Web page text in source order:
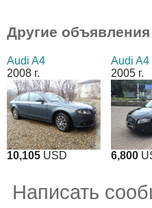
Другие
Audi A4
2008 г.
10,105 USD
Audi A4
2005 г.
6,800
Написать